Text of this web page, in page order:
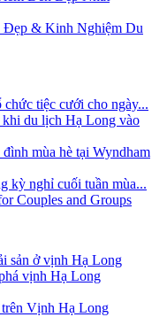
Đẹp & Kinh Nghiệm Du
tiệc cưới cho ngày...
khi du lịch Hạ Long vào
mùa hè tại Wyndham
kỳ nghỉ cuối tuần mùa...
Couples and Groups